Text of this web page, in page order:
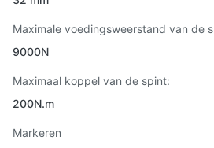
Maximale voedingsweerstand van de
9000N
Maximaal koppel van de spint:
200N.m
Markeren